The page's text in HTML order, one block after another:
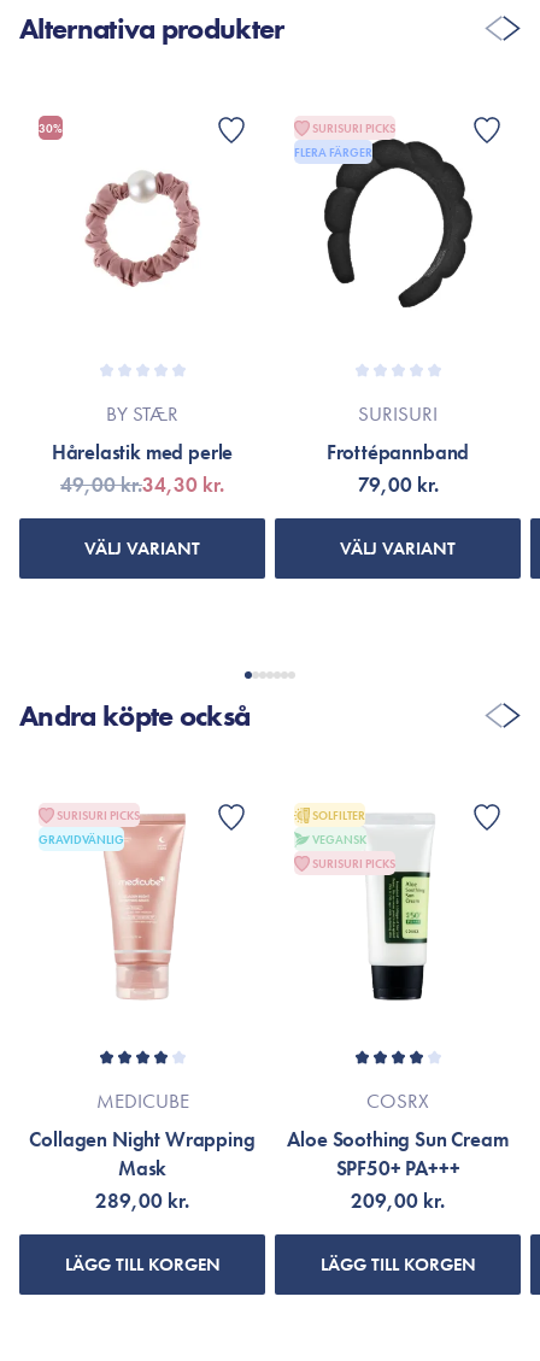
Alternativa produkter
30%
BY STÆR
Hårelastik med perle
49,00 kr.34,30 kr.
VÄLJ VARIANT
SURISURI PICKS
FLERA FÄRGER
SURISURI
Frottépannband
79,00 kr.
VÄLJ VARIANT
Andra köpte också
SURISURI PICKS
GRAVIDVÄNLIG
MEDICUBE
Collagen Night Wrapping
Mask
289,00 kr.
LÄGG TILL KORGEN
SOLFILTER
VEGANSK
SURISURI PICKS
COSRX
Aloe Soothing Sun Cream
SPF50+ PA+++
209,00 kr.
LÄGG TILL KORGEN